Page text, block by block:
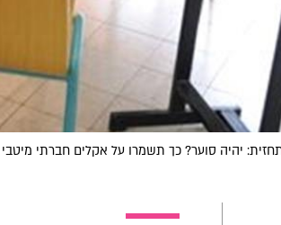
יהיה סוער? כך תשמרו על אקלים חברתי